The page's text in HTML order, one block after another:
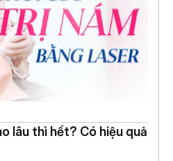
lâu thì hết? Có hiệu quả